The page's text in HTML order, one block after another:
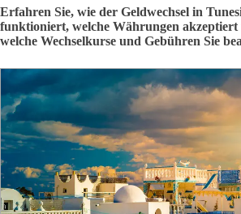
Erfahren Sie, wie der Geldwechsel in
funktioniert, welche Währungen akzeptiert
welche Wechselkurse und Gebühren Sie